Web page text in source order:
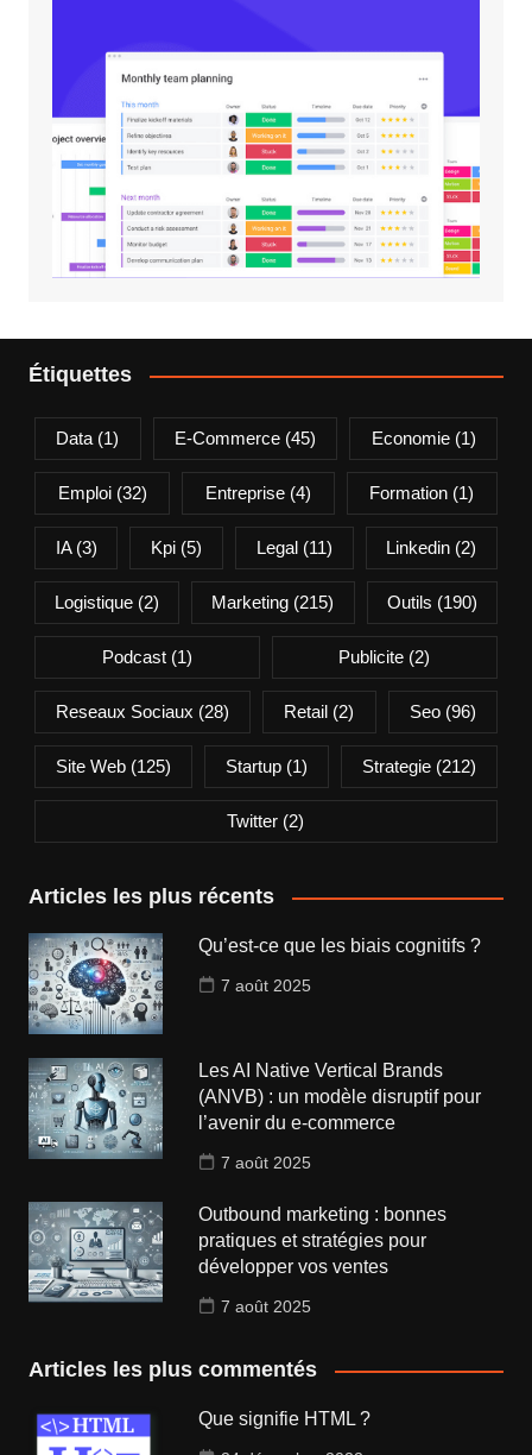
Étiquettes
Data (1) E-Commerce(45) Economie(1)
Emploi(32) Entreprise(4) Formation (1)
IA(3) Kpi (5) Legal(11) Linkedin (2)
Logistique (2) Marketing (215) Outils (190)
Podcast(1) Publicite (2)
Reseaux Sociaux (28) Retail (2) Seo(96)
Site Web(125) Startup (1) Strategie (212)
Twitter (2)
Articles les plus récents
Qu’est-ce que les biais cognitifs ?
7 août 2025
Les AI Native Vertical Brands
(ANVB) : un modèle disruptif pour
l’avenir du e-commerce
7 août 2025
Outbound marketing : bonnes
pratiques et stratégies pour
développer vos ventes
7 août 2025
Articles les plus commentés
Que signifie HTML ?